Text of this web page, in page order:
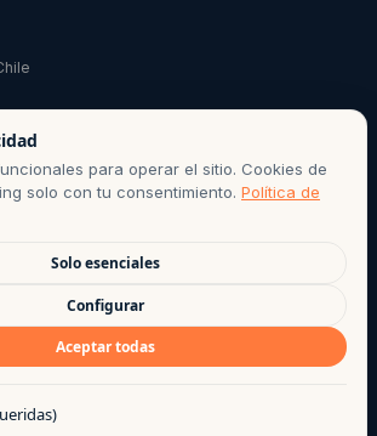
SEGÚN POLÍTICA DE PRIVACIDAD · BASE DE
INFORMADO, LEY 21.719.
para operar el sitio. Cookies de
solo con tu consentimiento. Política de
Solo esenciales
Configurar
Aceptar todas